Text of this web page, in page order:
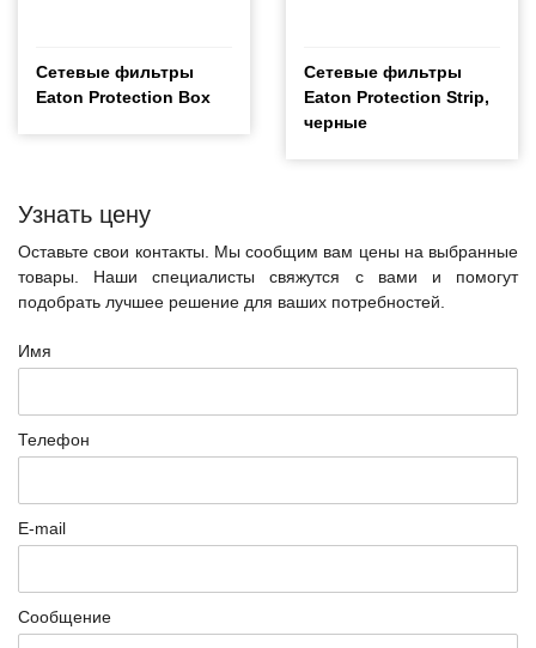
Сетевые фильтры
Eaton Protection Box
Сетевые фильтры
Eaton Protection Strip,
черные
Узнать цену
Оставьте свои контакты. Мы сообщим вам цены на выбранные
товары. Наши специалисты свяжутся с вами и помогут
подобрать лучшее решение для ваших потребностей.
Имя
Телефон
E-mail
Сообщение